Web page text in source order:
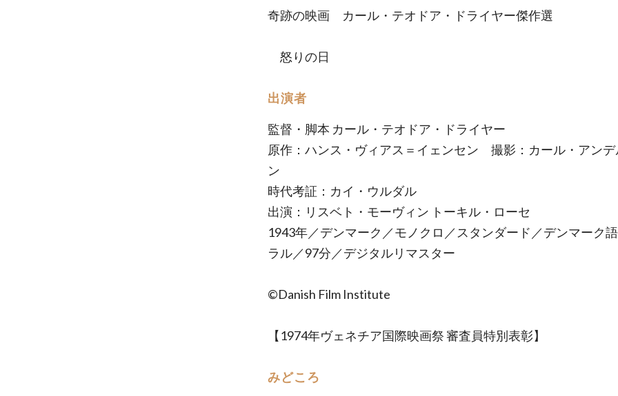
奇跡の映画 カール・テオドア・ドライヤー傑作選
怒りの日
出演者
監督・脚本 カール・テオドア・ドライヤー
原作：ハンス・ヴィアス＝イェンセン 撮影：カール・アンデ
ン
時代考証：カイ・ウルダル
出演：リスベト・モーヴィン トーキル・ローセ
1943年／デンマーク／モノクロ／スタンダード／デンマーク
ラル／97分／デジタルリマスター
©Danish Film Institute
【1974年ヴェネチア国際映画祭 審査員特別表彰】
みどころ